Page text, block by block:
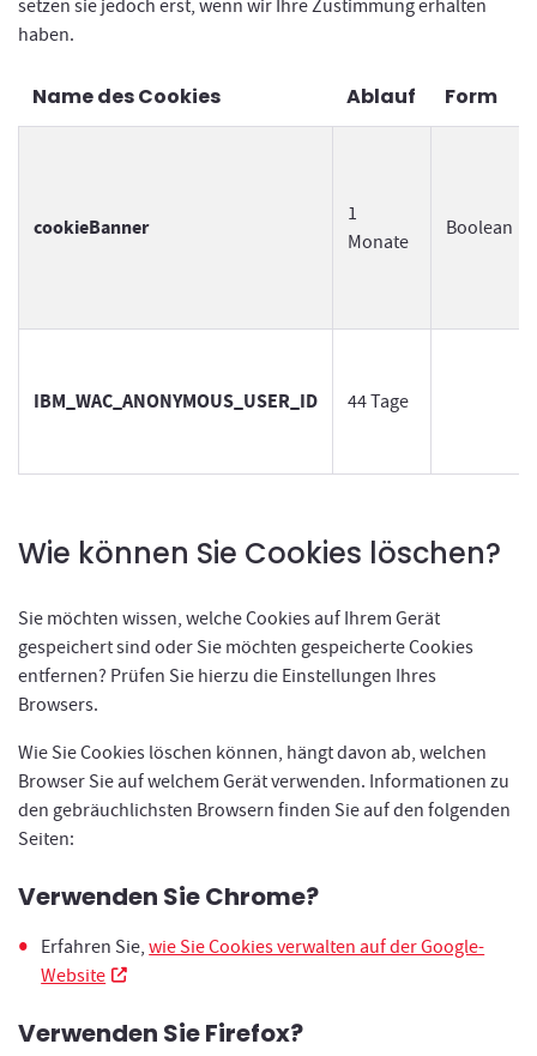
setzen sie jedoch erst, wenn wir Ihre Zustimmung erhalten
haben.
Name des Cookies Ablauf Form
cookieBanner
1
Monate
Boolean
IBM_WAC_ANONYMOUS_USER_ID 44 Tage
Wie können Sie Cookies löschen?
Sie möchten wissen, welche Cookies auf Ihrem Gerät
gespeichert sind oder Sie möchten gespeicherte Cookies
entfernen? Prüfen Sie hierzu die Einstellungen Ihres
Browsers.
Wie Sie Cookies löschen können, hängt davon ab, welchen
Browser Sie auf welchem Gerät verwenden. Informationen zu
den gebräuchlichsten Browsern finden Sie auf den folgenden
Seiten:
Verwenden Sie Chrome?
Erfahren Sie,wie Sie Cookies verwalten auf der Google-
WebsiteNeues Fenster
Verwenden Sie Firefox?